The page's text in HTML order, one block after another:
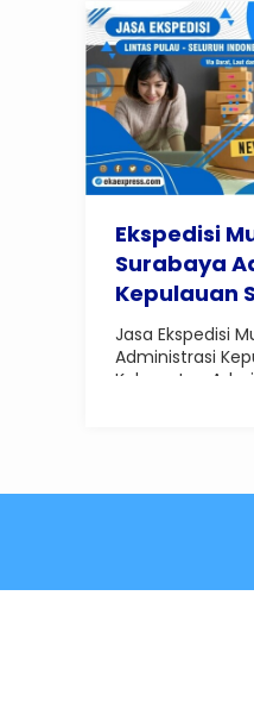
Ekspedisi
Surabaya
Kepulauan
Terbaik
Jasa Ekspedisi
Administrasi
Kabupaten